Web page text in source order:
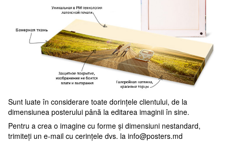
Sunt luate în considerare toate dorințele clientului, de la
dimensiunea posterului până la editarea imaginii în sine.
Pentru a crea o imagine cu forme și dimensiuni nestandard,
trimiteți un e-mail cu cerințele dvs. la info@posters.md